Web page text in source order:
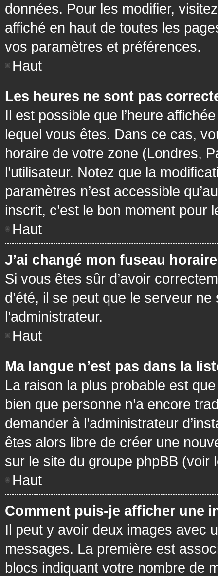
données. Pour les modifier,
affiché en haut de toutes les
vos paramètres et préférences.
Haut
Les heures ne sont pas
Il est possible que l’heure
lequel vous êtes. Dans ce cas,
horaire de votre zone (Londres,
l’utilisateur. Notez que la
paramètres n’est accessible
inscrit, c’est le bon moment pour
Haut
J’ai changé mon fuseau
Si vous êtes sûr d’avoir
d’été, il se peut que le serveur
l’administrateur.
Haut
Ma langue n’est pas dans la
La raison la plus probable est
bien que personne n’a encore
demander à l’administrateur
êtes alors libre de créer une
sur le site du groupe phpBB (voir
Haut
Comment puis-je afficher une
Il peut y avoir deux images avec
messages. La première est
blocs indiquant votre nombre de